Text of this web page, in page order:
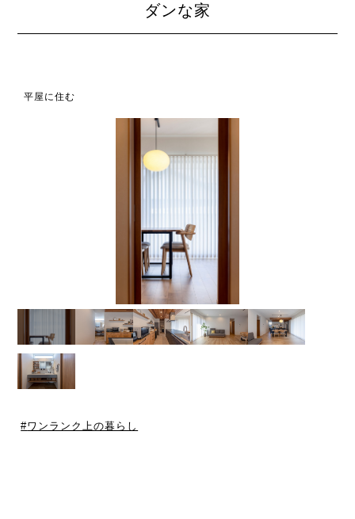
ダンな家
平屋に住む
ワンランク上の暮らし